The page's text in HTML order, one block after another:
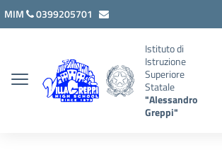
Vai ai contenuti
Vai al menu di navigazione
Vai al footer
MIM
0399205701
Istituto di
Istruzione
Superiore
Statale
"Alessandro
Greppi"